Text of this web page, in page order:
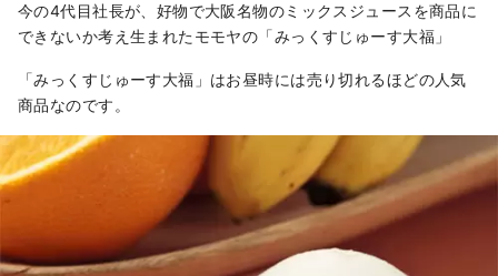
今の4代目社長が、好物で大阪名物のミックスジュースを商品に
できないか考え生まれたモモヤの「みっくすじゅーす大福」
「みっくすじゅーす大福」はお昼時には売り切れるほどの人気
商品なのです。